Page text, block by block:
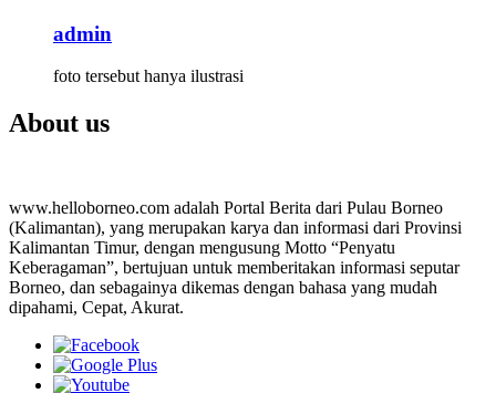
admin
foto tersebut hanya ilustrasi
About us
www.helloborneo.com adalah Portal Berita dari Pulau Borneo
(Kalimantan), yang merupakan karya dan informasi dari Provinsi
Kalimantan Timur, dengan mengusung Motto “Penyatu
Keberagaman”, bertujuan untuk memberitakan informasi seputar
Borneo, dan sebagainya dikemas dengan bahasa yang mudah
dipahami, Cepat, Akurat.